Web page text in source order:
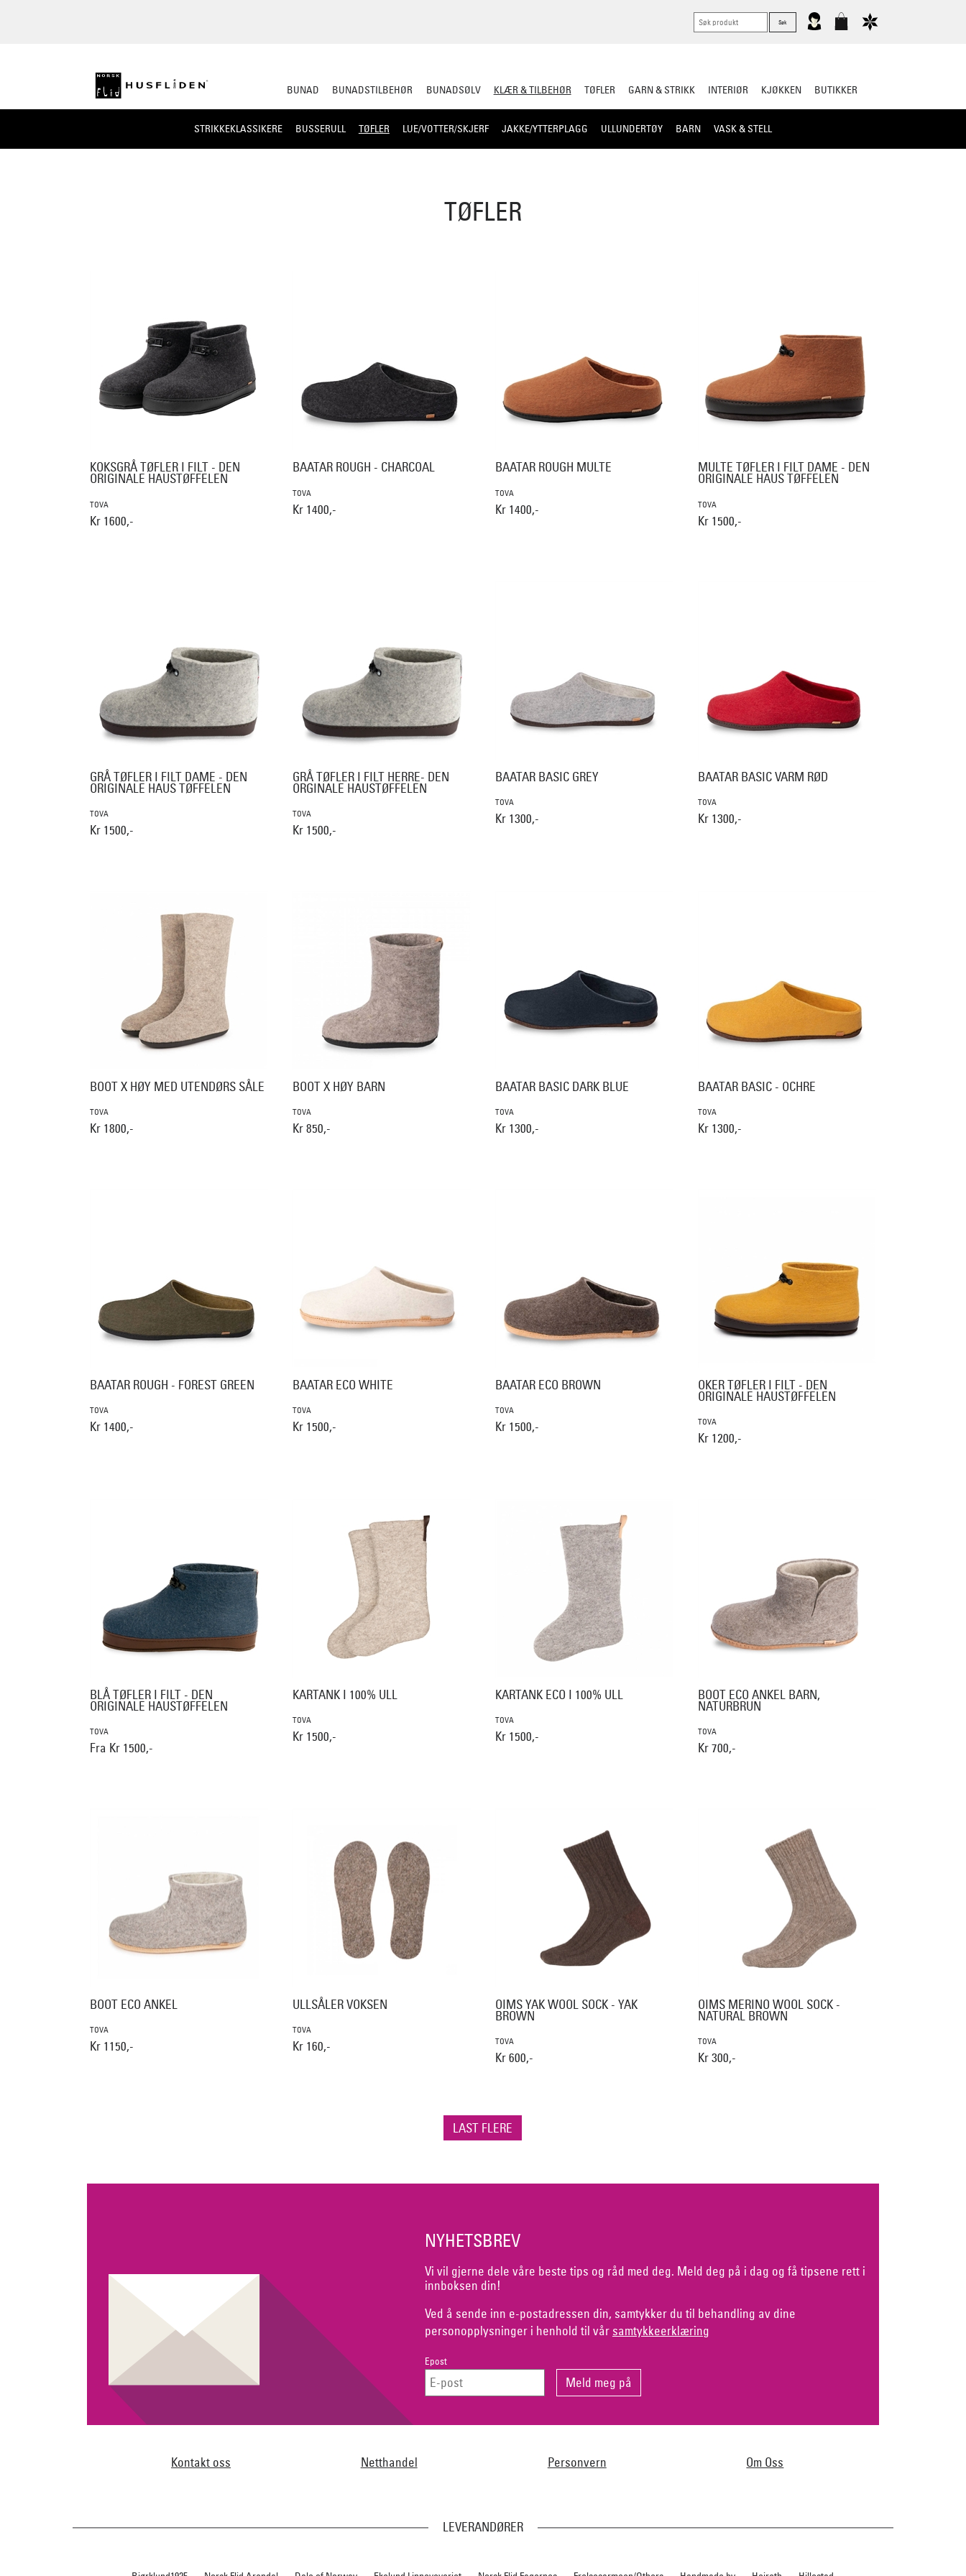
BUNAD BUNADSTILBEHØR BUNADSØLV KLÆR & TILBEHØR
STRIKKEKLASSIKERE BUSSERULL TØFLER LUE/VOTTER/SKJERF JAKKE/YTTERPLAGG ULLUNDERTØY BARN VASK & STELL
TØFLER GARN & STRIKK INTERIØR KJØKKEN BUTIKKER
TØFLER
KOKSGRÅ TØFLER I FILT - DEN
ORIGINALE HAUSTØFFELEN
TOVA
Kr 1600,-
BAATAR ROUGH - CHARCOAL
TOVA
Kr 1400,-
BAATAR ROUGH MULTE
TOVA
Kr 1400,-
MULTE TØFLER I FILT DAME - DEN
ORIGINALE HAUS TØFFELEN
TOVA
Kr 1500,-
GRÅ TØFLER I FILT DAME - DEN
ORIGINALE HAUS TØFFELEN
TOVA
Kr 1500,-
GRÅ TØFLER I FILT HERRE- DEN
ORGINALE HAUSTØFFELEN
TOVA
Kr 1500,-
BAATAR BASIC GREY
TOVA
Kr 1300,-
BAATAR BASIC VARM RØD
TOVA
Kr 1300,-
BOOT X HØY MED UTENDØRS SÅLE
TOVA
Kr 1800,-
BOOT X HØY BARN
TOVA
Kr 850,-
BAATAR BASIC DARK BLUE
TOVA
Kr 1300,-
BAATAR BASIC - OCHRE
TOVA
Kr 1300,-
BAATAR ROUGH - FOREST GREEN
TOVA
Kr 1400,-
BAATAR ECO WHITE
TOVA
Kr 1500,-
BAATAR ECO BROWN
TOVA
Kr 1500,-
OKER TØFLER I FILT - DEN
ORIGINALE HAUSTØFFELEN
TOVA
Kr 1200,-
BLÅ TØFLER I FILT - DEN
ORIGINALE HAUSTØFFELEN
TOVA
Fra Kr 1500,-
KARTANK I 100% ULL
TOVA
Kr 1500,-
KARTANK ECO I 100% ULL
TOVA
Kr 1500,-
BOOT ECO ANKEL BARN,
NATURBRUN
TOVA
Kr 700,-
BOOT ECO ANKEL
TOVA
Kr 1150,-
ULLSÅLER VOKSEN
TOVA
Kr 160,-
OIMS YAK WOOL SOCK - YAK
BROWN
TOVA
Kr 600,-
OIMS MERINO WOOL SOCK -
NATURAL BROWN
TOVA
Kr 300,-
LAST FLERE
NYHETSBREV
Vi vil gjerne dele våre beste tips og råd med deg. Meld deg på i dag og få tipsene rett i
innboksen din!
Ved å sende inn e-postadressen din, samtykker du til behandling av dine
personopplysninger i henhold til vår samtykkeerklæring
Epost
Kontakt oss Netthandel Personvern Om Oss
LEVERANDØRER